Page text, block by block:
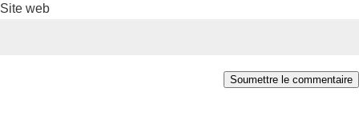
Site web
Soumettre le commentaire